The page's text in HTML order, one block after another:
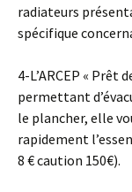
radiateurs
spécifique
4-L’ARCEP « Prêt
permettant
le plancher, elle
rapidement
8 € caution 150€).